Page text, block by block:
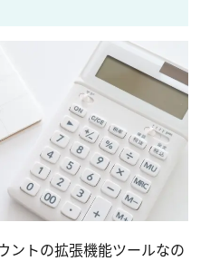
ントの拡張機能ツールなの